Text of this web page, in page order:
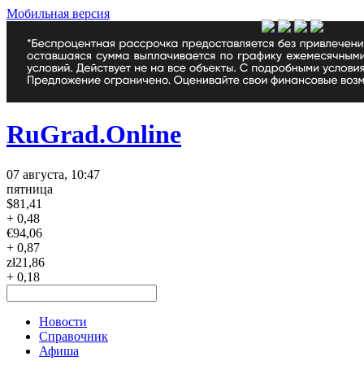
Мобильная версия
RuGrad.Online
07 августа, 10:47
пятница
$81,41
+ 0,48
€94,06
+ 0,87
zł21,86
+ 0,18
Новости
Справочник
Афиша